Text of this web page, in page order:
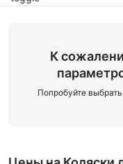
К
Попробуйте